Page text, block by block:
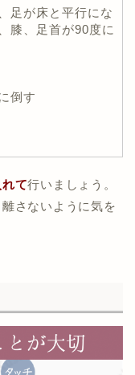
足が床と平行にな
膝、足首が90度に
倒す
て行いましょう。
さないように気を